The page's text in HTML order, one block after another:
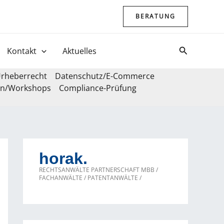
BERATUNG
Kontakt Aktuelles Suchen
Datenschutz/E-Commerce
Workshops
Compliance-Prüfung
horak.
RECHTSANWÄLTE PARTNERSCHAFT MBB /
FACHANWÄLTE / PATENTANWÄLTE /